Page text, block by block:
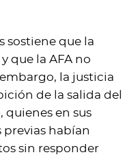
sostiene que la
que la AFA no
la justicia
de la salida del
quienes en sus
habían
sin responder